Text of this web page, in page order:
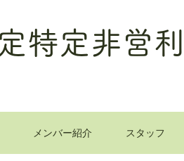
特定非営
メンバー紹介 スタッフ